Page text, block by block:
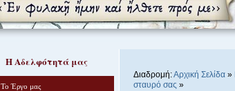
Η Αδελφότητά μας
Το Έργο μας
Διαδρομή:Αρχική Σελίδα »
σταυρό σας »